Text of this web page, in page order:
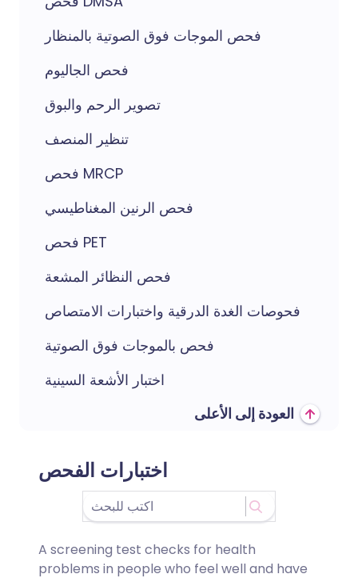
فحص الموجات فوق الصوتية بالمنظار
فحص الجاليوم
تصوير الرحم والبوق
تنظير المنصف
فحص MRCP
فحص الرنين المغناطيسي
فحص PET
فحص النظائر المشعة
فحوصات الغدة الدرقية واختبارات الامتصاص
فحص بالموجات فوق الصوتية
اختبار الأشعة السينية
العودة إلى الأعلى
اختبارات الفحص
A screening test checks for health
problems in people who feel well and have